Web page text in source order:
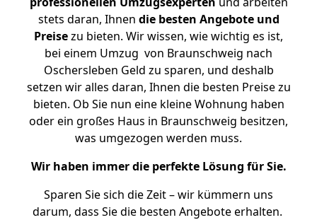
stets daran, Ihnen die besten Angebote und
Preisezu bieten. Wir wissen, wie wichtig es ist,
bei einem Umzug von Braunschweig nach
Oschersleben Geld zu sparen, und deshalb
setzen wir alles daran, Ihnen die besten Preise zu
bieten. Ob Sie nun eine kleine Wohnung haben
oder ein großes Haus in Braunschweig besitzen,
was umgezogen werden muss.
Wir haben immer die perfekte Lösung für Sie.
Sparen Sie sich die Zeit – wir kümmern uns
darum, dass Sie die besten Angebote erhalten.